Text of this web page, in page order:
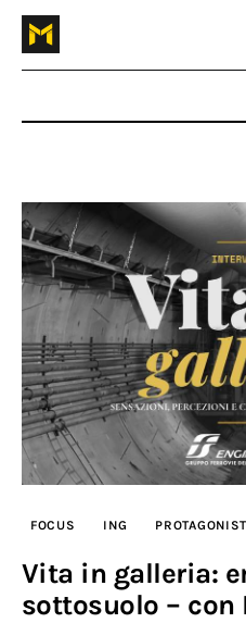
Home
Atlante dei masters
Argomenti
Agenzia e media
Contatti
FOCUS ING
Vita in galleria:
sottosuolo – con